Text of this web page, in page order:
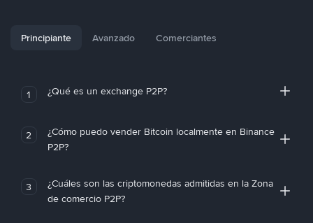
Principiante Avanzado Comerciantes
1 ¿Qué es un exchange P2P?
2
¿Cómo puedo vender Bitcoin localmente en Binance
P2P?
3
¿Cuáles son las criptomonedas admitidas en la Zona
de comercio P2P?